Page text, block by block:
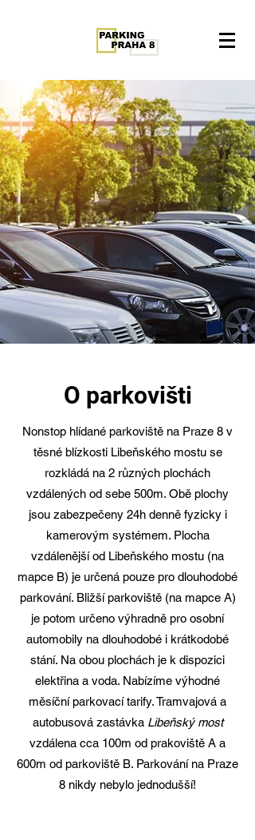
O parkovišti
Nonstop hlídané parkoviště na Praze 8 v
těsné blízkosti Libeňského mostu se
rozkládá na 2 různých plochách
vzdálených od sebe 500m. Obě plochy
jsou zabezpečeny 24h denně fyzicky i
kamerovým systémem. Plocha
vzdálenější od Libeňského mostu (na
mapce B) je určená pouze pro dlouhodobé
parkování. Bližší parkoviště (na mapce A)
je potom určeno výhradně pro osobní
automobily na dlouhodobé i krátkodobé
stání. Na obou plochách je k dispozici
elektřina a voda. Nabízíme výhodné
měsíční parkovací tarify. Tramvajová a
autobusová zastávka Libeňský most
vzdálena cca 100m od prakoviště A a
600m od parkoviště B. Parkování na Praze
8 nikdy nebylo jednodušší!